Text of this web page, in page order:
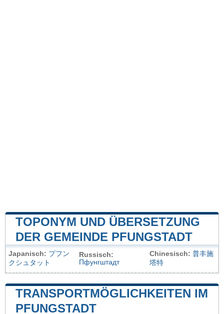
TOPONYM UND ÜBERSETZUNG
DER GEMEINDE PFUNGSTADT
Japanisch: プフン
クシュタット
Russisch:
Пфунгштадт
Chinesisch: 普丰施
塔特
TRANSPORTMÖGLICHKEITEN IM
PFUNGSTADT